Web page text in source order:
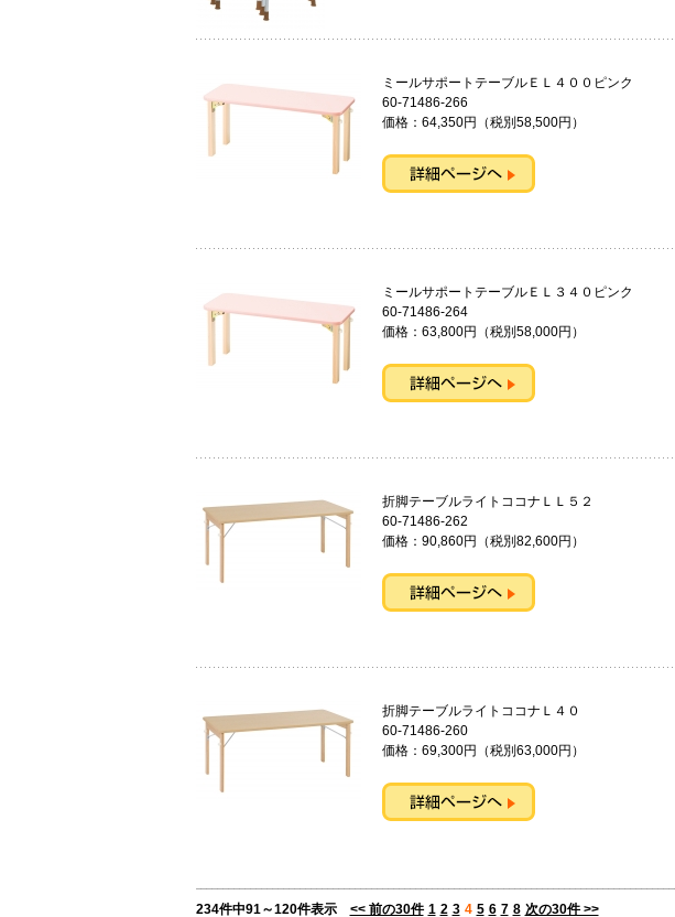
ミールサポートテーブルＥＬ４００ピ
60-71486-266
価格：64,350円（税別58,500円）
ミールサポートテーブルＥＬ３４０ピ
60-71486-264
価格：63,800円（税別58,000円）
折脚テーブルライトココナＬＬ５
60-71486-262
価格：90,860円（税別82,600円）
折脚テーブルライトココナＬ４０
60-71486-260
価格：69,300円（税別63,000円）
234件中91～120件表示 << 前の30件 1 2 3 4 5 6 7 8 次の30件 >>